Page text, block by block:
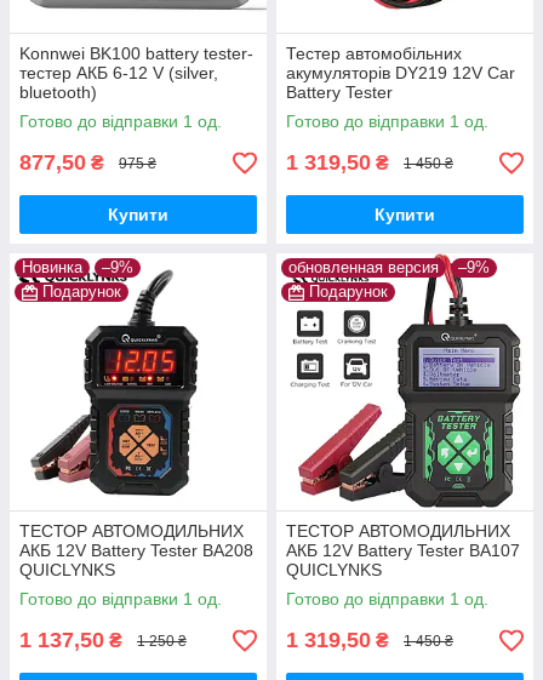
Konnwei BK100 battery tester-
тестер АКБ 6-12 V (silver,
bluetooth)
Готово до відправки 1 од.
877,50 ₴ 975 ₴
Купити
Тестер автомобільних
акумуляторів DY219 12V Car
Battery Tester
Готово до відправки 1 од.
1 319,50 ₴ 1 450 ₴
Купити
Новинка
–9%
Подарунок
ТЕСТОР АВТОМОДИЛЬНИХ
АКБ 12V Battery Tester BA208
QUICLYNKS
Готово до відправки 1 од.
1 137,50 ₴ 1 250 ₴
обновленная версия
–9%
Подарунок
ТЕСТОР АВТОМОДИЛЬНИХ
АКБ 12V Battery Tester BA107
QUICLYNKS
Готово до відправки 1 од.
1 319,50 ₴ 1 450 ₴